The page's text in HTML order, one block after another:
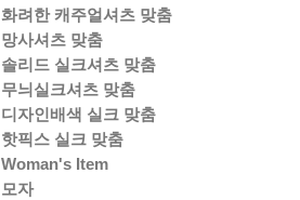
화려한 캐주얼셔츠 맞춤
망사셔츠 맞춤
솔리드 실크셔츠 맞춤
무늬실크셔츠 맞춤
디자인배색 실크 맞춤
핫픽스 실크 맞춤
Woman's Item
모자